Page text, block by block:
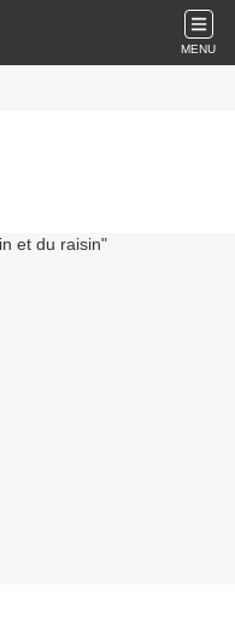
MENU